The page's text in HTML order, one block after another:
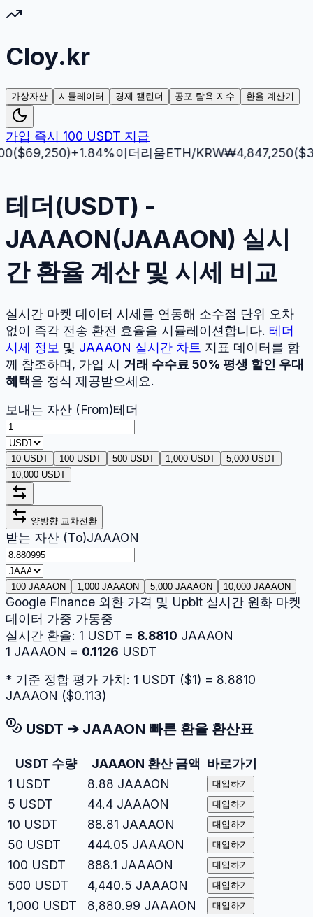
Cloy.kr
가상자산 시뮬레이터 경제 캘린더 공포 탐욕 지수 환율 계산기
가입 즉시 100 USDT 지급
)+1.84%이더리움ETH/KRW₩4,847,250($
테더(USDT) -
JAAAON(JAAAON) 실시
간 환율 계산 및 시세 비교
실시간 마켓 데이터 시세를 연동해 소수점 단위 오차
없이 즉각 전송 환전 효율을 시뮬레이션합니다. 테더
시세 정보 및 JAAAON 실시간 차트 지표 데이터를 함
께 참조하며, 가입 시 거래 수수료 50% 평생 할인 우대
혜택을 정식 제공받으세요.
보내는 자산 (From)테더
10 USDT 100 USDT 500 USDT 1,000 USDT
5,000 USDT
10,000 USDT
양방향 교차전환
받는 자산 (To)JAAAON
100 JAAAON 1,000 JAAAON 5,000 JAAAON 10,000 JAAAON
Google Finance 외환 가격 및 Upbit 실시간 원화 마켓
데이터 가중 가동중
실시간 환율: 1 USDT = 8.8810 JAAAON
1 JAAAON = 0.1126 USDT
* 기준 정합 평가 가치: 1 USDT ($1) = 8.8810
JAAAON ($0.113)
USDT ➔ JAAAON 빠른 환율 환산표
USDT 수량 JAAAON 환산 금액 바로가기
1 USDT 8.88 JAAAON 대입하기
5 USDT 44.4 JAAAON 대입하기
10 USDT 88.81 JAAAON 대입하기
50 USDT 444.05 JAAAON 대입하기
100 USDT 888.1 JAAAON 대입하기
500 USDT 4,440.5 JAAAON 대입하기
1,000 USDT 8,880.99 JAAAON 대입하기